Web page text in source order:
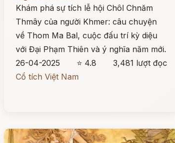
Khám phá sự tích lễ hội Chôl Chnăm
Thmây của người Khmer: câu chuyện
về Thom Ma Bal, cuộc đấu trí kỳ diệu
với Đại Phạm Thiên và ý nghĩa năm mới.
26-04-2025
⭐ 4.8
3,481 lượt đọc
Cổ tích Việt Nam